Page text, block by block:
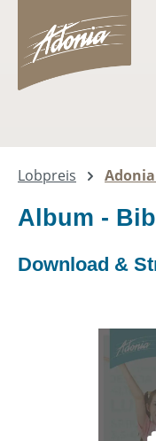
springen
Lobpreis
Album -
Download &
Bildergalerie